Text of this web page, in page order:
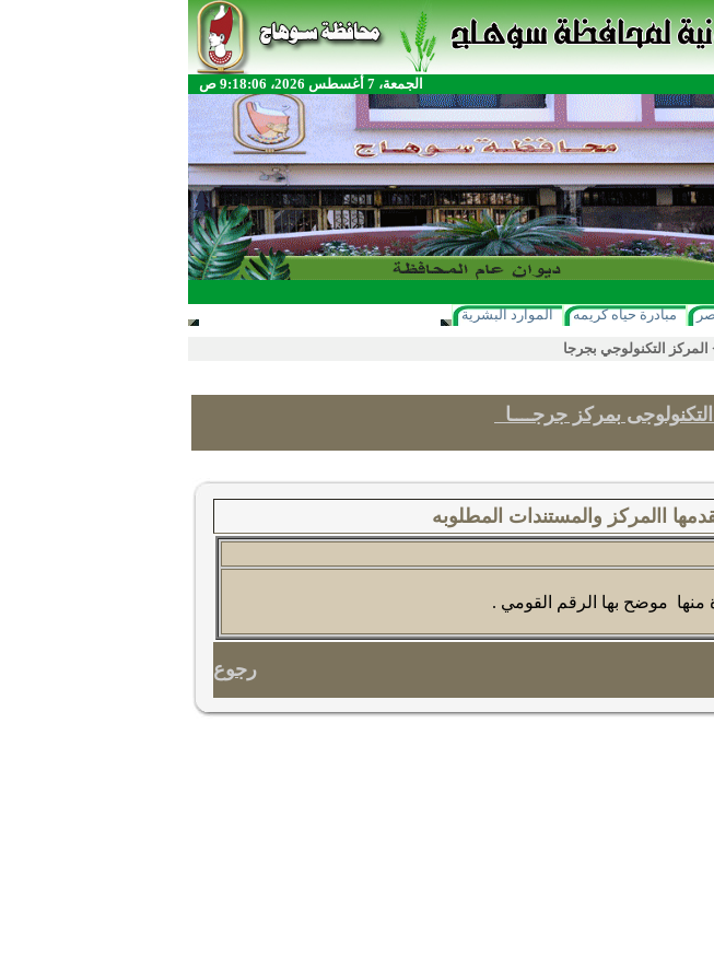
الجمعة، 7 أغسطس 2026، 9:18:06 ص
مبادرة حياه كريمه الموارد البشرية
المركز التكنولوجي بجرجا
بمركز جرجــــا
االمركز والمستندات المطلوبه
موضح بها الرقم القومي .
رجوع